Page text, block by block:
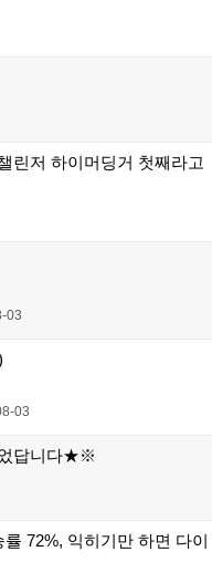
린저 하이머딩거 첫째라고
03
)
03
답니다★※
72%, 익히기만 하면 다이